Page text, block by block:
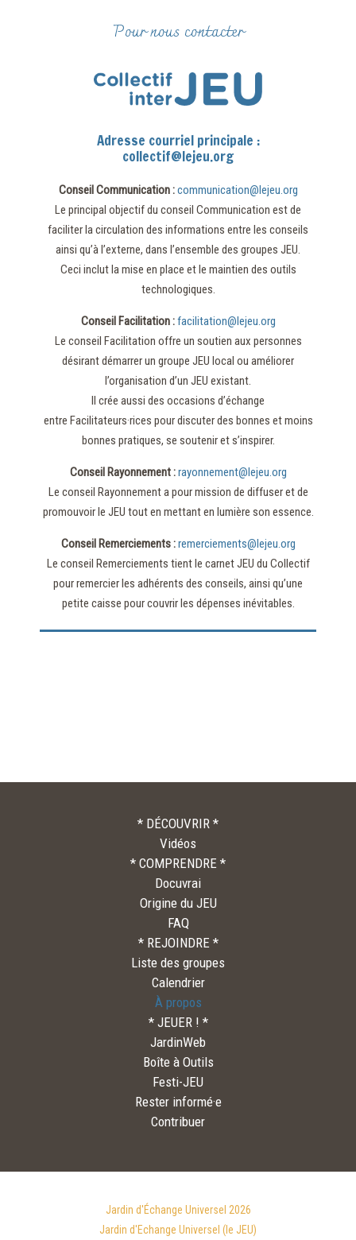
Pour nous contacter
Adresse courriel principale :
collectif@lejeu.org
Conseil Communication :communication@lejeu.org
Le principal objectif du conseil Communication est de
faciliter la circulation des informations entre les conseils
ainsi qu’à l’externe, dans l’ensemble des groupes JEU.
Ceci inclut la mise en place et le maintien des outils
technologiques.
Conseil Facilitation :facilitation@lejeu.org
Le conseil Facilitation offre un soutien aux personnes
désirant démarrer un groupe JEU local ou améliorer
l’organisation d’un JEU existant.
Il crée aussi des occasions d’échange
entre Facilitateurs·rices pour discuter des bonnes et moins
bonnes pratiques, se soutenir et s’inspirer.
Conseil Rayonnement :rayonnement@lejeu.org
Le conseil Rayonnement a pour mission de diffuser et de
promouvoir le JEU tout en mettant en lumière son essence.
Conseil Remerciements :remerciements@lejeu.org
Le conseil Remerciements tient le carnet JEU du Collectif
pour remercier les adhérents des conseils, ainsi qu’une
petite caisse pour couvrir les dépenses inévitables.
* DÉCOUVRIR *
Vidéos
* COMPRENDRE *
Docuvrai
Origine du JEU
FAQ
* REJOINDRE *
Liste des groupes
Calendrier
À propos
* JEUER ! *
JardinWeb
Boîte à Outils
Festi-JEU
Rester informé·e
Contribuer
Jardin d'Échange Universel 2026
Jardin d'Echange Universel (le JEU)